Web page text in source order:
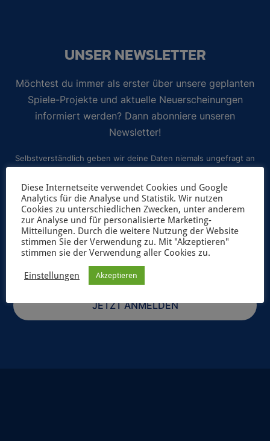
UNSER NEWSLETTER
Möchtest du immer als erster über unsere geplanten
Spiele-Projekte und aktuelle Neuerscheinungen
informiert werden? Dann abonniere unseren
Newsletter!
Selbstverständlich geben wir deine Daten niemals ungefragt an
findest du in unsererDatenschutzerklärung.
JETZT ANMELDEN
Diese Internetseite verwendet Cookies und Google
Analytics für die Analyse und Statistik. Wir nutzen
Cookies zu unterschiedlichen Zwecken, unter anderem
zur Analyse und für personalisierte Marketing-
Mitteilungen. Durch die weitere Nutzung der Website
stimmen Sie der Verwendung zu. Mit "Akzeptieren"
stimmen sie der Verwendung aller Cookies zu.
Einstellungen Akzeptieren